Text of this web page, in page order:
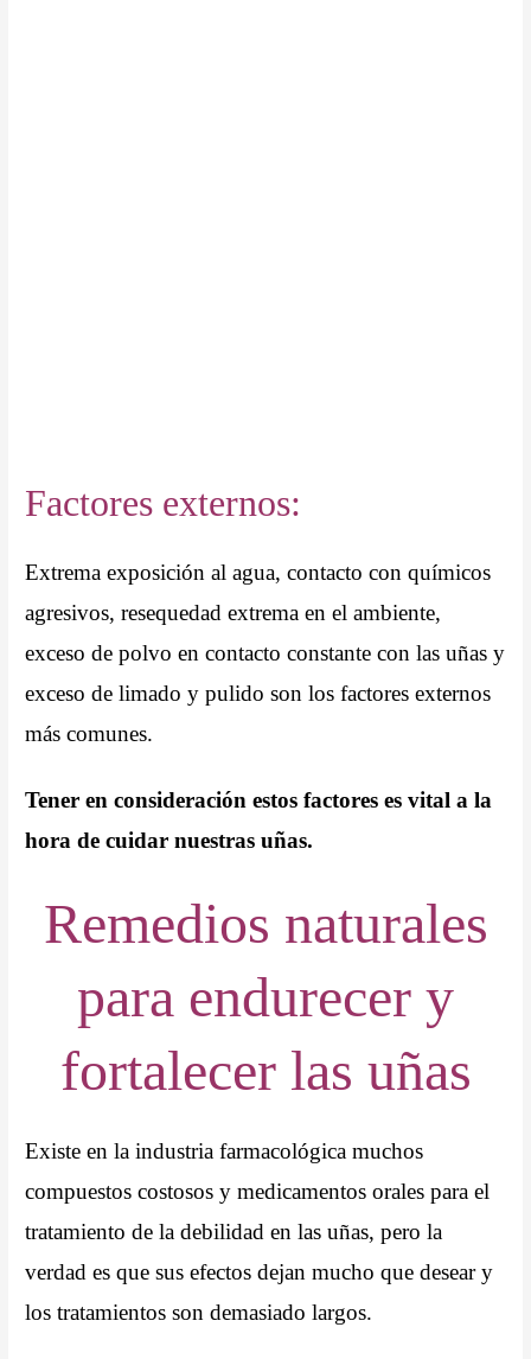
Factores externos:
Extrema exposición al agua, contacto con químicos
agresivos, resequedad extrema en el ambiente,
exceso de polvo en contacto constante con las uñas y
exceso de limado y pulido son los factores externos
más comunes.
Tener en consideración estos factores es vital a la
hora de cuidar nuestras uñas.
Remedios naturales
para endurecer y
fortalecer las uñas
Existe en la industria farmacológica muchos
compuestos costosos y medicamentos orales para el
tratamiento de la debilidad en las uñas, pero la
verdad es que sus efectos dejan mucho que desear y
los tratamientos son demasiado largos.